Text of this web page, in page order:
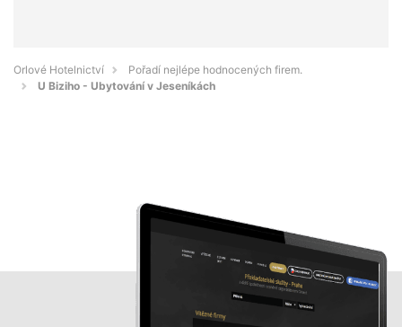
Orlové Hotelnictví
Pořadí nejlépe hodnocených firem.
U Biziho - Ubytování v Jeseníkách